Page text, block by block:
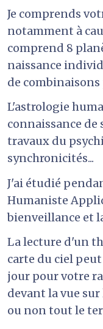
Je comprends
notamment à
comprend 8
naissance
de
L'astrologie
connaissance de
travaux du
synchronicités...
J'ai étudié
Humaniste
bienveillance et
La lecture d'un
carte du ciel
jour pour votre
devant la vue
ou non tout le